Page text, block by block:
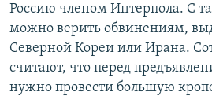
Россию членом Интерпола. С
можно верить обвинениям,
Северной Кореи или Ирана.
считают, что перед
нужно провести большую